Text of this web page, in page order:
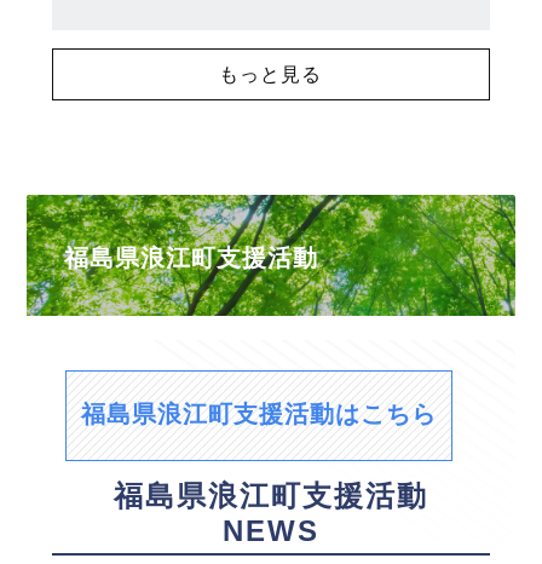
もっと見る
福島県浪江町支援活動
福島県浪江町支援活動はこちら
福島県浪江町支援活動
NEWS